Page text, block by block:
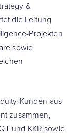
&
die Leitung
Projekten
sowie
Kunden aus
zusammen,
und KKR sowie